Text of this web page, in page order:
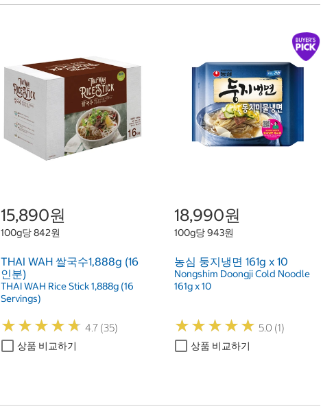
15,890원
100g당 842원
THAI WAH 쌀국수1,888g (16
인분)
THAI WAH Rice Stick 1,888g (16
Servings)
★★★★★
★★★★★ 4.7 (35)
상품 비교하기
18,990원
100g당 943원
농심 둥지냉면 161g x 10
Nongshim Doongji Cold Noodle
161g x 10
★★★★★
★★★★★ 5.0 (1)
상품 비교하기